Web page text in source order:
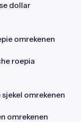
dollar
omrekenen
roepia
omrekenen
omrekenen